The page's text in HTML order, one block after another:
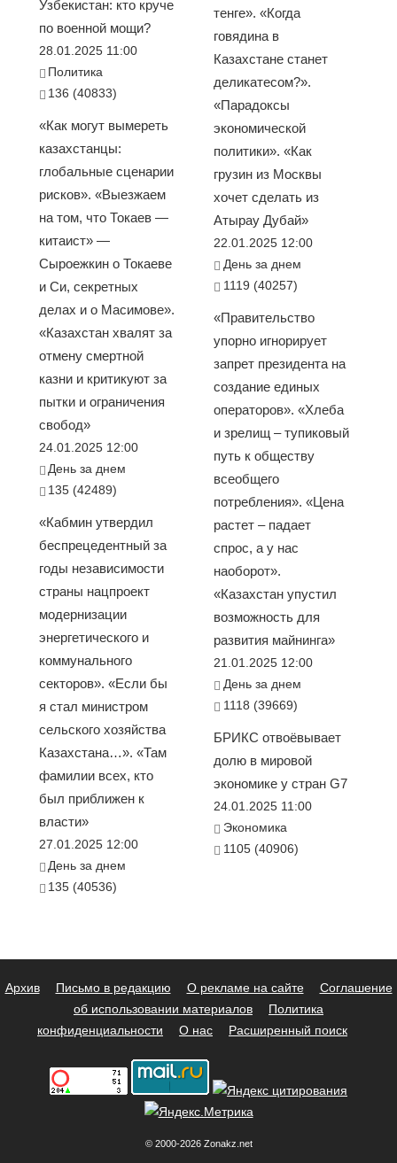
Узбекистан: кто круче
по военной мощи?
28.01.2025 11:00
Политика
136 (40833)
«Как могут вымереть
казахстанцы:
глобальные сценарии
рисков». «Выезжаем
на том, что Токаев —
китаист» —
Сыроежкин о Токаеве
и Си, секретных
делах и о Масимове».
«Казахстан хвалят за
отмену смертной
казни и критикуют за
пытки и ограничения
свобод»
24.01.2025 12:00
День за днем
135 (42489)
«Кабмин утвердил
беспрецедентный за
годы независимости
страны нацпроект
модернизации
энергетического и
коммунального
секторов». «Если бы
я стал министром
сельского хозяйства
Казахстана…». «Там
фамилии всех, кто
был приближен к
власти»
27.01.2025 12:00
День за днем
135 (40536)
тенге». «Когда
говядина в
Казахстане станет
деликатесом?».
«Парадоксы
экономической
политики». «Как
грузин из Москвы
хочет сделать из
Атырау Дубай»
22.01.2025 12:00
День за днем
1119 (40257)
«Правительство
упорно игнорирует
запрет президента на
создание единых
операторов». «Хлеба
и зрелищ – тупиковый
путь к обществу
всеобщего
потребления». «Цена
растет – падает
спрос, а у нас
наоборот».
«Казахстан упустил
возможность для
развития майнинга»
21.01.2025 12:00
День за днем
1118 (39669)
БРИКС отвоёвывает
долю в мировой
экономике у стран G7
24.01.2025 11:00
Экономика
1105 (40906)
Архив Письмо в редакцию О рекламе на сайте
Соглашение
об использовании материалов
Политика
конфиденциальности
О нас Расширенный поиск
© 2000-2026 Zonakz.net